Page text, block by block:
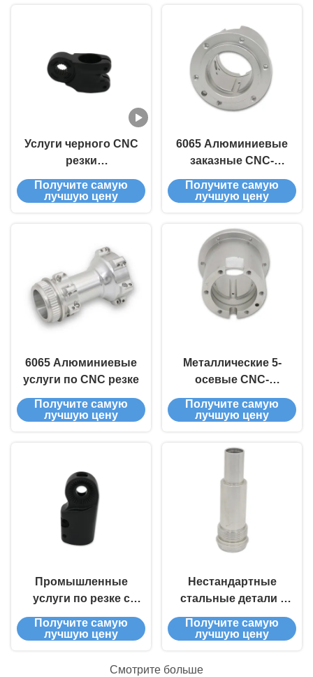
Услуги черного CNC
резки
пескоструйные
алюминиевые
Получите самую
лучшую цену
6065 Алюминиевые
заказные CNC-
детали CNC-
обработка CNC-
резка труб для
клапанов
Получите самую
лучшую цену
6065 Алюминиевые
услуги по CNC резке
Получите самую
лучшую цену
Металлические 5-
осевые CNC-
обрабатывающие
детали
Получите самую
лучшую цену
Промышленные
услуги по резке с
ЧПУ
высокопроницаемость
алюминиевая
Получите самую
лучшую цену
Нестандартные
стальные детали -
сертифицированные
по ISO 9001 IPQC
инспекция
Получите самую
лучшую цену
Смотрите больше